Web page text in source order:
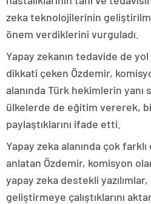
zeka teknolojilerinin
önem verdiklerini vurguladı.
Yapay zekanın tedavide de
dikkati çeken Özdemir,
alanında Türk hekimlerin yanı
ülkelerde de eğitim vererek,
paylaştıklarını ifade etti.
Yapay zeka alanında çok
anlatan Özdemir, komisyon
yapay zeka destekli
geliştirmeye çalıştıklarını